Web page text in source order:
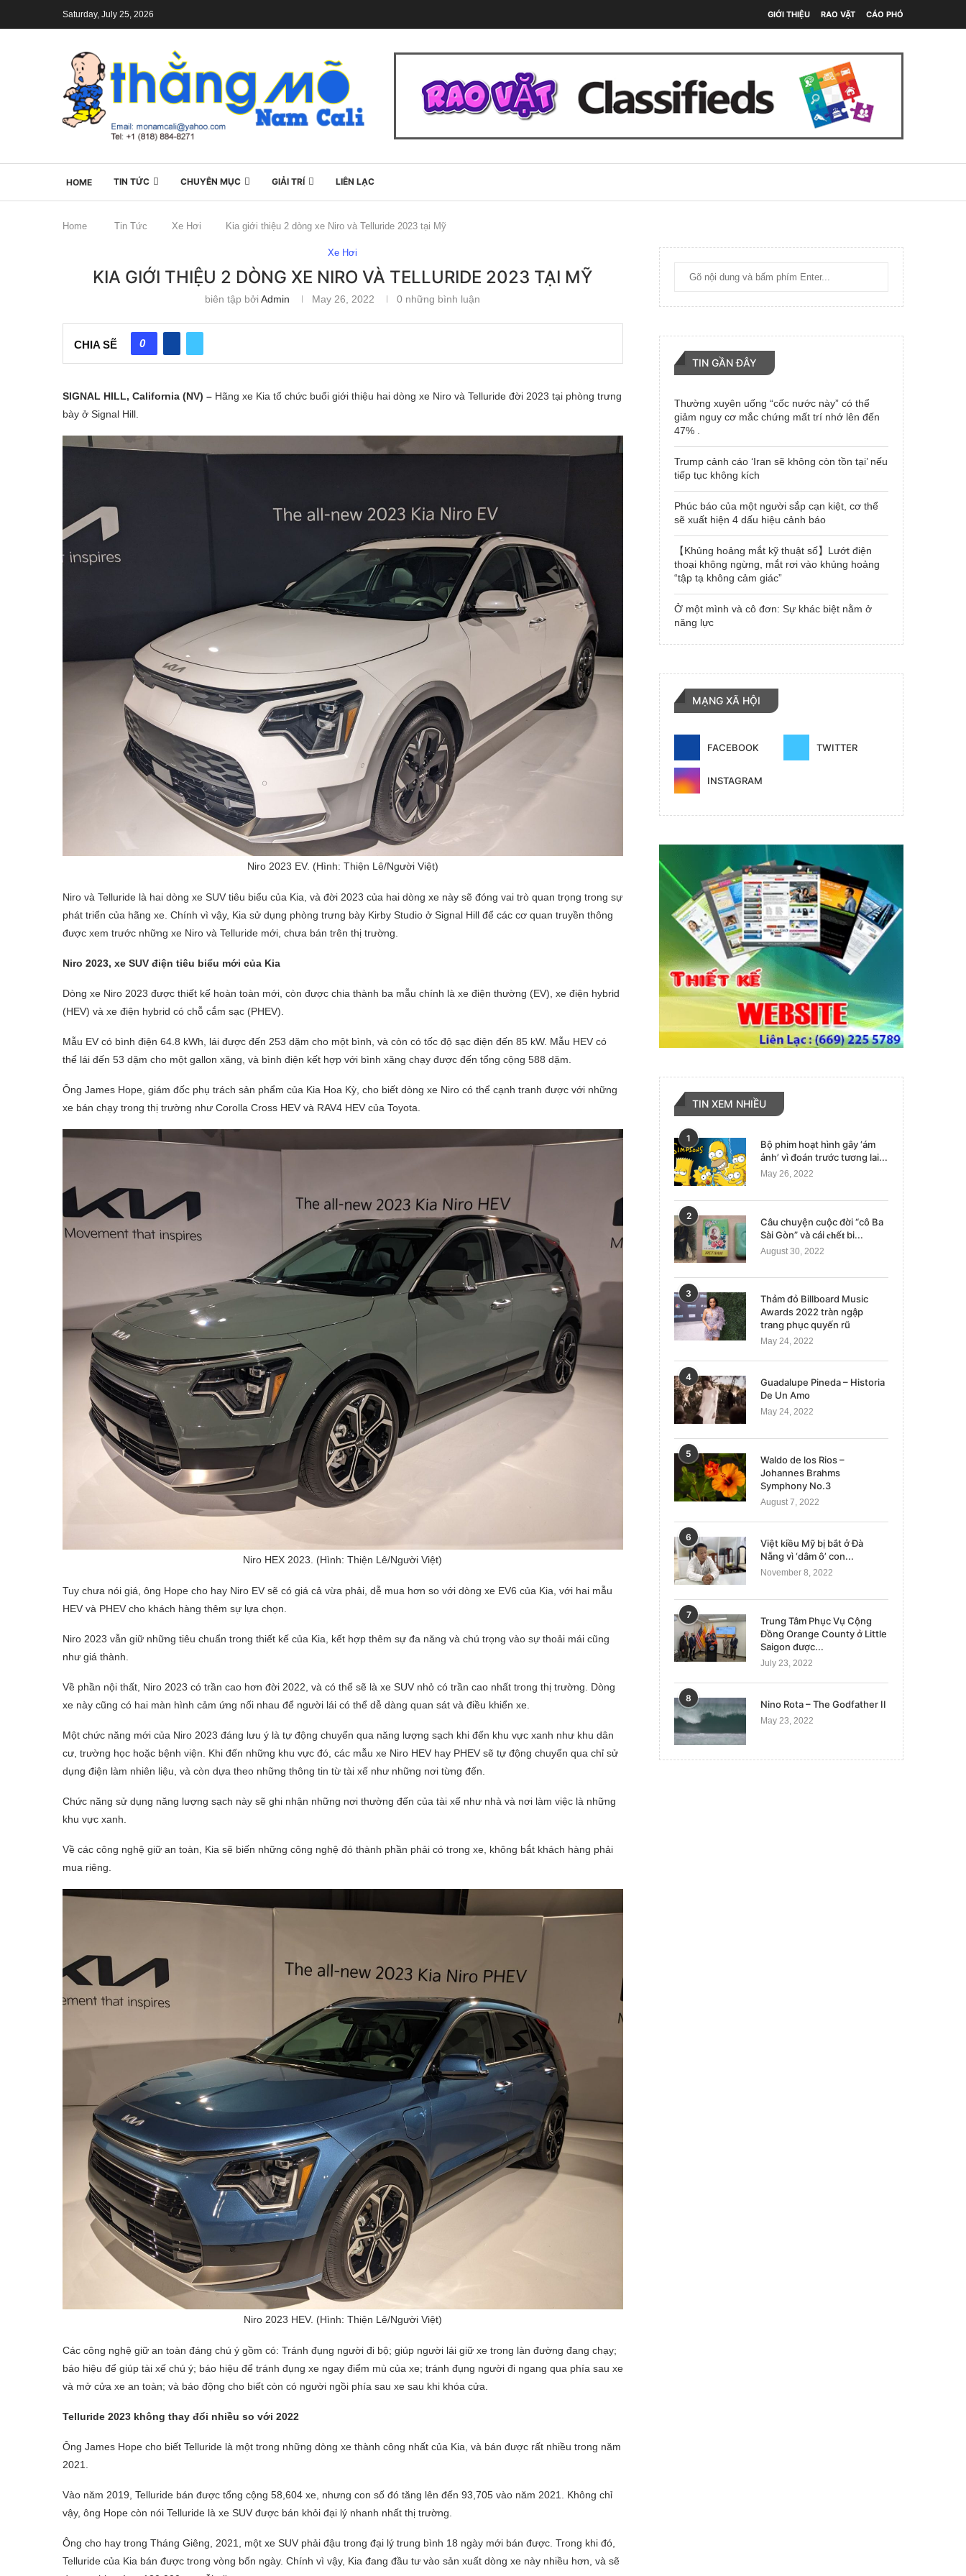
Saturday, July 25, 2026 GIỚI THIỆU RAO VẶT CÁO PHÓ
HOME TIN TỨC CHUYÊN MỤC GIẢI TRÍ LIÊN LẠC
Home Tin Tức Xe Hơi Kia giới thiệu 2 dòng xe Niro và Telluride 2023 tại Mỹ
Xe Hơi
KIA GIỚI THIỆU 2 DÒNG XE NIRO VÀ TELLURIDE 2023 TẠI MỸ
biên tập bởiAdmin May 26, 2022 0 những bình luận
CHIA SẼ 0
SIGNAL HILL, California (NV) – Hãng xe Kia tổ chức buổi giới thiệu hai dòng xe Niro và Telluride đời 2023 tại phòng trưng
bày ở Signal Hill.
Niro 2023 EV. (Hình: Thiện Lê/Người Việt)
Niro và Telluride là hai dòng xe SUV tiêu biểu của Kia, và đời 2023 của hai dòng xe này sẽ đóng vai trò quan trọng trong sự
phát triển của hãng xe. Chính vì vậy, Kia sử dụng phòng trưng bày Kirby Studio ở Signal Hill để các cơ quan truyền thông
được xem trước những xe Niro và Telluride mới, chưa bán trên thị trường.
Niro 2023, xe SUV điện tiêu biểu mới của Kia
Dòng xe Niro 2023 được thiết kế hoàn toàn mới, còn được chia thành ba mẫu chính là xe điện thường (EV), xe điện hybrid
(HEV) và xe điện hybrid có chỗ cắm sạc (PHEV).
Mẫu EV có bình điện 64.8 kWh, lái được đến 253 dặm cho một bình, và còn có tốc độ sạc điện đến 85 kW. Mẫu HEV có
thể lái đến 53 dặm cho một gallon xăng, và bình điện kết hợp với bình xăng chạy được đến tổng cộng 588 dặm.
Ông James Hope, giám đốc phụ trách sản phẩm của Kia Hoa Kỳ, cho biết dòng xe Niro có thể cạnh tranh được với những
xe bán chạy trong thị trường như Corolla Cross HEV và RAV4 HEV của Toyota.
Niro HEX 2023. (Hình: Thiện Lê/Người Việt)
Tuy chưa nói giá, ông Hope cho hay Niro EV sẽ có giá cả vừa phải, dễ mua hơn so với dòng xe EV6 của Kia, với hai mẫu
HEV và PHEV cho khách hàng thêm sự lựa chọn.
Niro 2023 vẫn giữ những tiêu chuẩn trong thiết kế của Kia, kết hợp thêm sự đa năng và chú trọng vào sự thoải mái cũng
như giá thành.
Về phần nội thất, Niro 2023 có trần cao hơn đời 2022, và có thể sẽ là xe SUV nhỏ có trần cao nhất trong thị trường. Dòng
xe này cũng có hai màn hình cảm ứng nối nhau để người lái có thể dễ dàng quan sát và điều khiển xe.
Một chức năng mới của Niro 2023 đáng lưu ý là tự động chuyển qua năng lượng sạch khi đến khu vực xanh như khu dân
cư, trường học hoặc bệnh viện. Khi đến những khu vực đó, các mẫu xe Niro HEV hay PHEV sẽ tự động chuyển qua chỉ sử
dụng điện làm nhiên liệu, và còn dựa theo những thông tin từ tài xế như những nơi từng đến.
Chức năng sử dụng năng lượng sạch này sẽ ghi nhận những nơi thường đến của tài xế như nhà và nơi làm việc là những
khu vực xanh.
Về các công nghệ giữ an toàn, Kia sẽ biến những công nghệ đó thành phần phải có trong xe, không bắt khách hàng phải
mua riêng.
Niro 2023 HEV. (Hình: Thiện Lê/Người Việt)
Các công nghệ giữ an toàn đáng chú ý gồm có: Tránh đụng người đi bộ; giúp người lái giữ xe trong làn đường đang chạy;
báo hiệu để giúp tài xế chú ý; báo hiệu để tránh đụng xe ngay điểm mù của xe; tránh đụng người đi ngang qua phía sau xe
và mở cửa xe an toàn; và báo động cho biết còn có người ngồi phía sau xe sau khi khóa cửa.
Telluride 2023 không thay đổi nhiều so với 2022
Ông James Hope cho biết Telluride là một trong những dòng xe thành công nhất của Kia, và bán được rất nhiều trong năm
2021.
Vào năm 2019, Telluride bán được tổng cộng 58,604 xe, nhưng con số đó tăng lên đến 93,705 vào năm 2021. Không chỉ
vậy, ông Hope còn nói Telluride là xe SUV được bán khỏi đại lý nhanh nhất thị trường.
Ông cho hay trong Tháng Giêng, 2021, một xe SUV phải đậu trong đại lý trung bình 18 ngày mới bán được. Trong khi đó,
Telluride của Kia bán được trong vòng bốn ngày. Chính vì vậy, Kia đang đầu tư vào sản xuất dòng xe này nhiều hơn, và sẽ
TIN GẦN ĐÂY
Thường xuyên uống “cốc nước này” có thể
giảm nguy cơ mắc chứng mất trí nhớ lên đến
47% .
Trump cảnh cáo ‘Iran sẽ không còn tồn tại’ nếu
tiếp tục không kích
Phúc báo của một người sắp cạn kiệt, cơ thể
sẽ xuất hiện 4 dấu hiệu cảnh báo
【Khủng hoảng mắt kỹ thuật số】Lướt điện
thoại không ngừng, mắt rơi vào khủng hoảng
“tập tạ không cảm giác”
Ở một mình và cô đơn: Sự khác biệt nằm ở
năng lực
MẠNG XÃ HỘI
FACEBOOK TWITTER
INSTAGRAM
TIN XEM NHIỀU
1
Bộ phim hoạt hình gây ‘ám
ảnh’ vì đoán trước tương lai...
May 26, 2022
2
Câu chuyện cuộc đời “cô Ba
Sài Gòn” và cái 𝐜𝐡ế𝐭 bi...
August 30, 2022
3
Thảm đỏ Billboard Music
Awards 2022 tràn ngập
trang phục quyến rũ
May 24, 2022
4
Guadalupe Pineda – Historia
De Un Amo
May 24, 2022
5
Waldo de los Rios –
Johannes Brahms
Symphony No.3
August 7, 2022
6
Việt kiều Mỹ bị bắt ở Đà
Nẵng vì ‘dâm ô’ con...
November 8, 2022
7
Trung Tâm Phục Vụ Cộng
Đồng Orange County ở Little
Saigon được...
July 23, 2022
8
Nino Rota – The Godfather II
May 23, 2022